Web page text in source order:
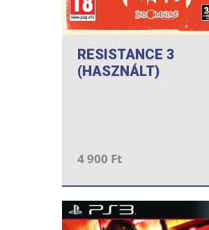
RESISTANCE 3
(HASZNÁLT)
4 900 Ft